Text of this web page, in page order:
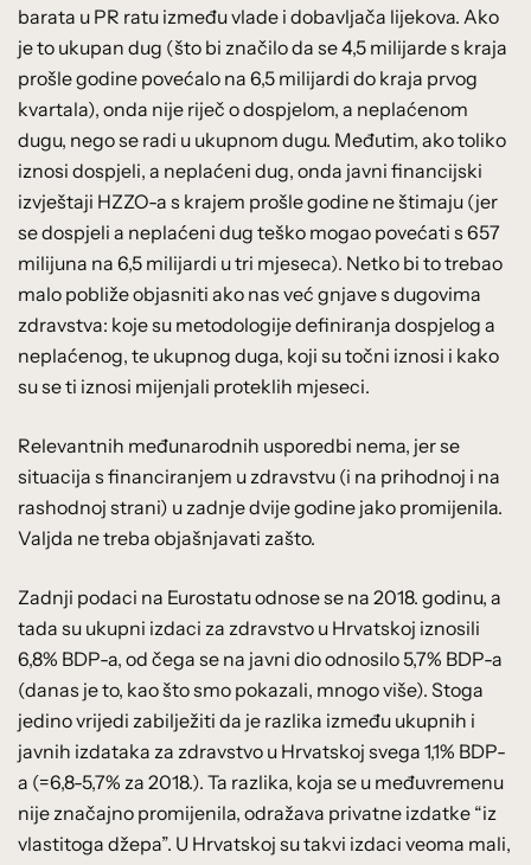
barata u PR ratu između vlade i dobavljača lijekova. Ako
je to ukupan dug (što bi značilo da se 4,5 milijarde s kraja
prošle godine povećalo na 6,5 milijardi do kraja prvog
kvartala), onda nije riječ o dospjelom, a neplaćenom
dugu, nego se radi u ukupnom dugu. Međutim, ako toliko
iznosi dospjeli, a neplaćeni dug, onda javni financijski
izvještaji HZZO-a s krajem prošle godine ne štimaju (jer
se dospjeli a neplaćeni dug teško mogao povećati s 657
milijuna na 6,5 milijardi u tri mjeseca). Netko bi to trebao
malo pobliže objasniti ako nas već gnjave s dugovima
zdravstva: koje su metodologije definiranja dospjelog a
neplaćenog, te ukupnog duga, koji su točni iznosi i kako
su se ti iznosi mijenjali proteklih mjeseci.
Relevantnih međunarodnih usporedbi nema, jer se
situacija s financiranjem u zdravstvu (i na prihodnoj i na
rashodnoj strani) u zadnje dvije godine jako promijenila.
Valjda ne treba objašnjavati zašto.
Zadnji podaci na Eurostatu odnose se na 2018. godinu, a
tada su ukupni izdaci za zdravstvo u Hrvatskoj iznosili
6,8% BDP-a, od čega se na javni dio odnosilo 5,7% BDP-a
(danas je to, kao što smo pokazali, mnogo više). Stoga
jedino vrijedi zabilježiti da je razlika između ukupnih i
javnih izdataka za zdravstvo u Hrvatskoj svega 1,1% BDP-
a (=6,8-5,7% za 2018.). Ta razlika, koja se u međuvremenu
nije značajno promijenila, odražava privatne izdatke “iz
vlastitoga džepa”. U Hrvatskoj su takvi izdaci veoma mali,